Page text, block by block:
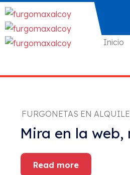
Inicio
FURGONETAS EN
Mira en la web,
Read more